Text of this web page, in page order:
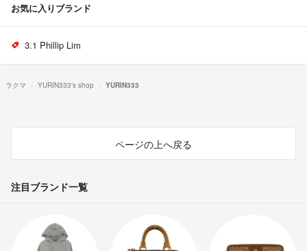
お気に入りブランド
3.1 Phillip Lim
ラクマ YURIN333's shop YURIN333
ページの上へ戻る
注目ブランド一覧